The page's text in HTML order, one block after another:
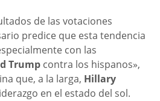
de las votaciones
predice que esta tendencia
con las
Trump contra los hispanos»,
que, a la larga, Hillary
en el estado del sol.